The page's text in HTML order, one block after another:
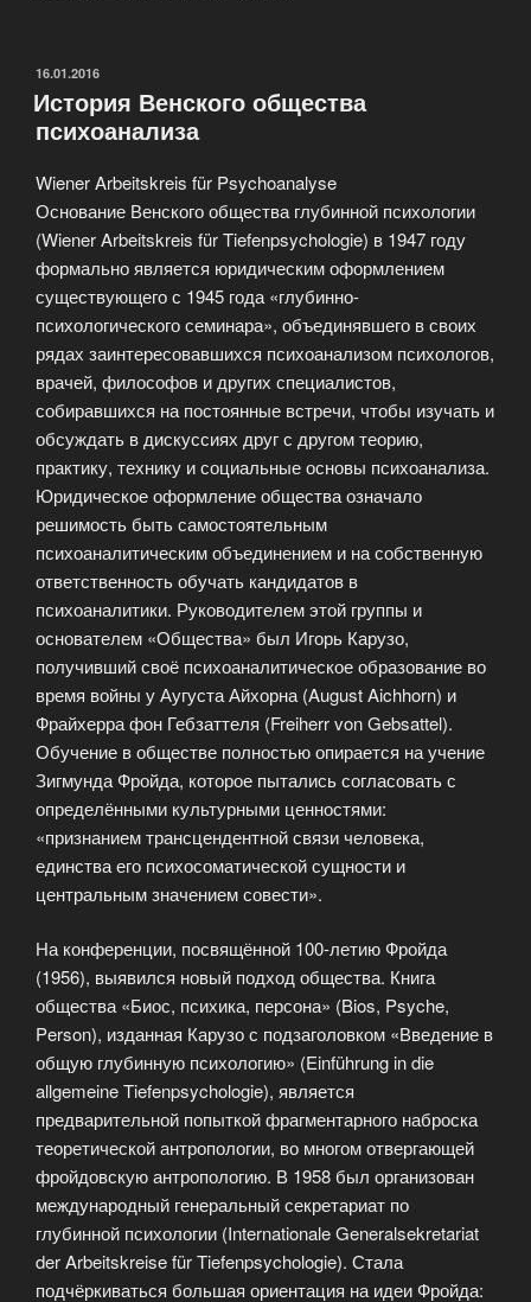
ОПУБЛИКОВАНО
16.01.2016
История Венского общества
психоанализа
Wiener Arbeitskreis für Psychoanalyse
Основание Венского общества глубинной психологии
(Wiener Arbeitskreis für Tiefenpsychologie) в 1947 году
формально является юридическим оформлением
существующего с 1945 года «глубинно-
психологического семинара», объединявшего в своих
рядах заинтересовавшихся психоанализом психологов,
врачей, философов и других специалистов,
собиравшихся на постоянные встречи, чтобы изучать и
обсуждать в дискуссиях друг с другом теорию,
практику, технику и социальные основы психоанализа.
Юридическое оформление общества означало
решимость быть самостоятельным
психоаналитическим объединением и на собственную
ответственность обучать кандидатов в
психоаналитики. Руководителем этой группы и
основателем «Общества» был Игорь Карузо,
получивший своё психоаналитическое образование во
время войны у Аугуста Айхорна (August Aichhorn) и
Фрайхерра фон Гебзаттеля (Freiherr von Gebsattel).
Обучение в обществе полностью опирается на учение
Зигмунда Фройда, которое пытались согласовать с
определёнными культурными ценностями:
«признанием трансцендентной связи человека,
единства его психосоматической сущности и
центральным значением совести».
На конференции, посвящённой 100-летию Фройда
(1956), выявился новый подход общества. Книга
общества «Биос, психика, персона» (Bios, Psyche,
Person), изданная Карузо с подзаголовком «Введение в
общую глубинную психологию» (Einführung in die
allgemeine Tiefenpsychologie), является
предварительной попыткой фрагментарного наброска
теоретической антропологии, во многом отвергающей
фройдовскую антропологию. В 1958 был организован
международный генеральный секретариат по
глубинной психологии (Internationale Generalsekretariat
der Arbeitskreise für Tiefenpsychologie). Стала
подчёркиваться большая ориентация на идеи Фройда: